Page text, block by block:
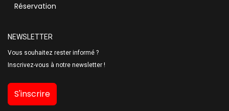
Réservation
NEWSLETTER
Vous souhaitez rester informé ?
Inscrivez-vous à notre newsletter !
S'inscrire